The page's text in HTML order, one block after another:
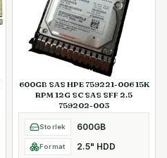
600GB SAS HPE 759221-006 15K
RPM 12G SC SAS SFF 2.5
759202-003
Storlek 600GB
Format 2.5" HDD